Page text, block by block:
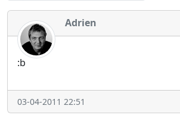
Adrien
:b
03-04-2011 22:51